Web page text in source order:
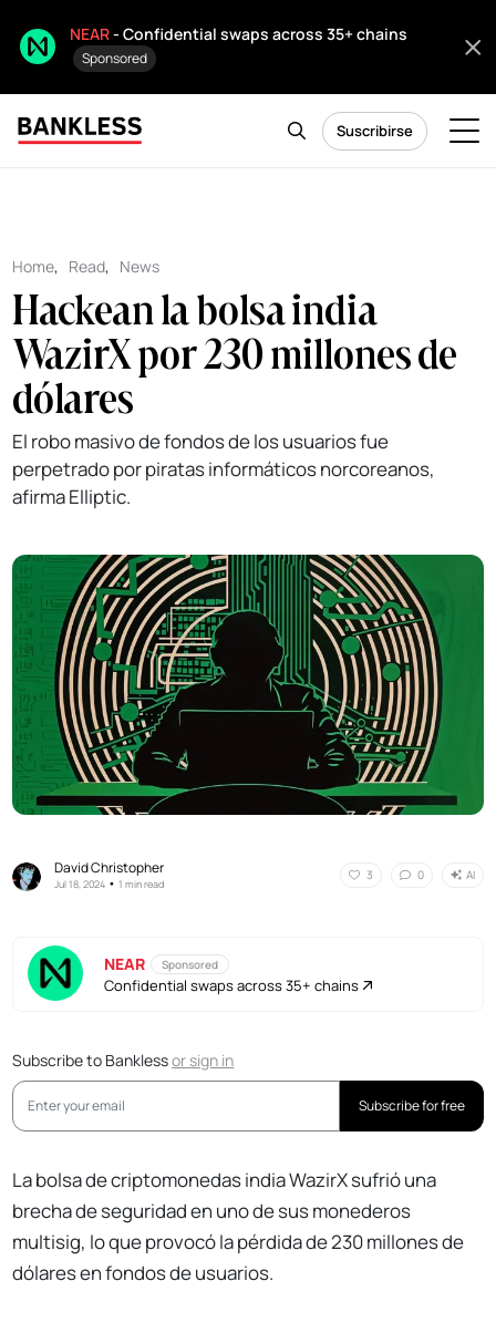
NEAR- Confidential swaps across 35+ chains
Sponsored
Suscribirse
Home, Read, News
Hackean la bolsa india
WazirX por 230 millones de
dólares
El robo masivo de fondos de los usuarios fue
perpetrado por piratas informáticos norcoreanos,
afirma Elliptic.
David Christopher
Jul 18, 2024 •1 min read
3 0 AI
NEAR Sponsored
Confidential swaps across 35+ chains
Subscribe to Banklessorsign in
Subscribe for free
La bolsa de criptomonedas india WazirX sufrió una
brecha de seguridad en uno de sus monederos
multisig, lo que provocó la pérdida de 230 millones de
dólares en fondos de usuarios.